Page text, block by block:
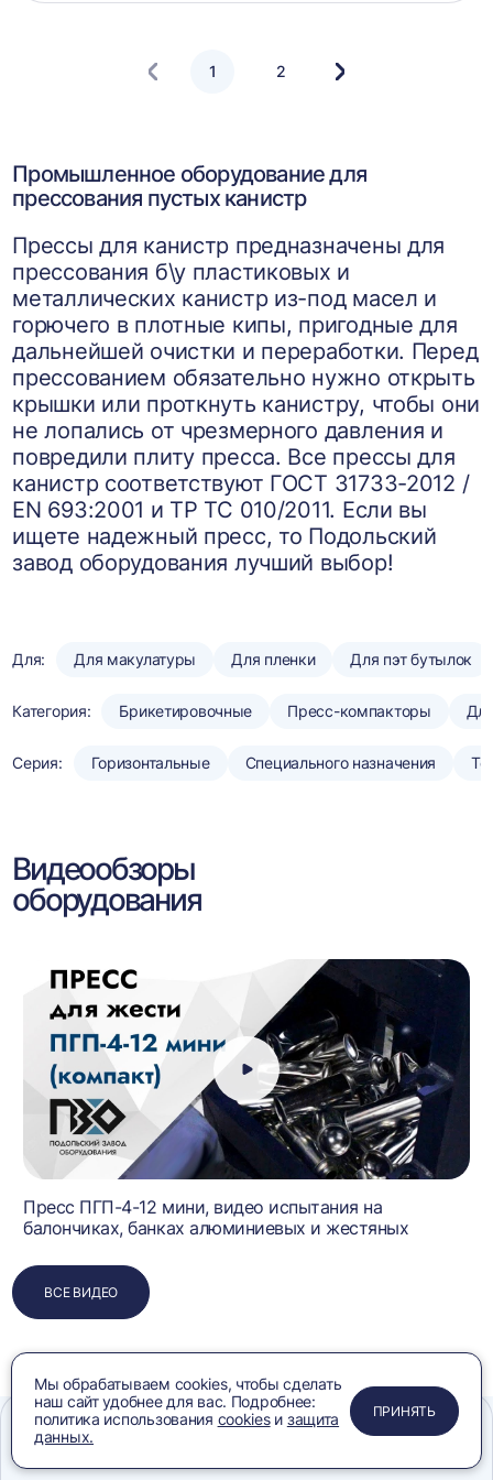
1 2
Следующая
Промышленное оборудование для
прессования пустых канистр
Прессы для канистр предназначены для
прессования б\у пластиковых и
металлических канистр из-под масел и
горючего в плотные кипы, пригодные для
дальнейшей очистки и переработки. Перед
прессованием обязательно нужно открыть
крышки или проткнуть канистру, чтобы они
не лопались от чрезмерного давления и
повредили плиту пресса. Все прессы для
канистр соответствуют ГОСТ 31733-2012 /
EN 693:2001 и ТР ТС 010/2011. Если вы
ищете надежный пресс, то Подольский
завод оборудования лучший выбор!
Для: Для макулатуры Для пленки Для пэт бутылок
Категория: Брикетировочные Пресс-компакторы
Серия: Горизонтальные Специального назначения
Видеообзоры
оборудования
Пресс ПГП-4-12 мини, видео испытания на
балончиках, банках алюминиевых и жестяных
ВСЕ ВИДЕО
ПРИМЕНИТЬ
ЗАКРЫТЬ
ЗАКРЫТЬ
ЗАКРЫТЬ
Мы обрабатываем cookies, чтобы сделать
наш сайт удобнее для вас. Подробнее:
политика использования cookiesи защита
данных.
ПРИНЯТЬ